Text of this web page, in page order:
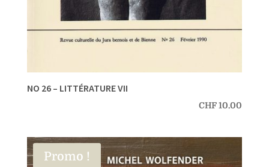
NO 26 – LITTÉRATURE VII
CHF10.00
Promo !